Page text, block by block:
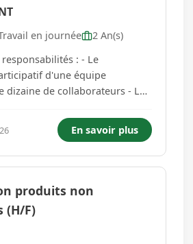
en journée
2 An(s)
: - Le
d'une équipe
dizaine de collaborateurs - Le
l'animation de la politique
l'enseigne - La qualité du
par votre équ...
En savoir plus
produits non
(H/F)